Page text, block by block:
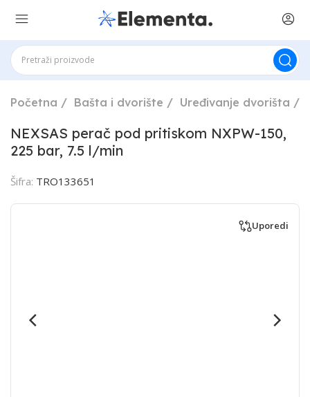
Početna Bašta i dvorište Uređivanje dvorišta
NEXSAS perač pod pritiskom NXPW-150,
225 bar, 7.5 l/min
Šifra: TRO133651
Uporedi